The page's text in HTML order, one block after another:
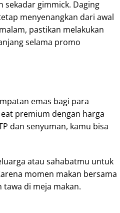
sekadar gimmick. Daging
menyenangkan dari awal
pastikan melakukan
selama promo
emas bagi para
premium dengan harga
dan senyuman, kamu bisa
atau sahabatmu untuk
momen makan bersama
tawa di meja makan.